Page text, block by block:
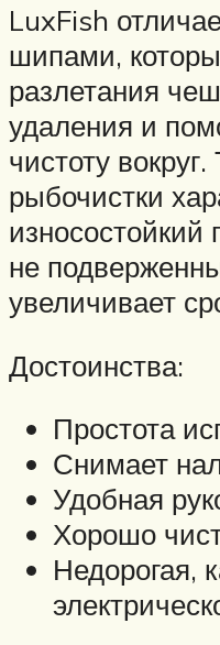
LuxFish
шипами,
разлетания
удаления и
чистоту
рыбочистки
износостойкий
не
увеличивает
Достоинства:
Простота
Снимает
Удобная
Хорошо
Недорогая,